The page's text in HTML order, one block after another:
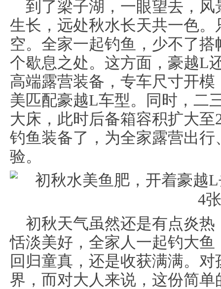
到了梁子湖，一眼望去，
生长，远处秋水长天共一色
空。全家一起钓鱼，少不了
个歇息之处。这方面，豪越L
高端露营装备，专车尺寸开
美匹配豪越L车型。同时，二
大床，此时后备箱容积扩大
钓鱼装备了，为全家露营出
验。
初秋天气虽然还是有点炎
恬淡美好，全家人一起钓大
回归童真，还是收获满满。
界，而对大人来说，这份简